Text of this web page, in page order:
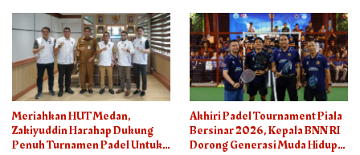
Meriahkan HUT Medan,
Zakiyuddin Harahap Dukung
Penuh Turnamen Padel Untuk
Akhiri Padel Tournament Piala
Bersinar 2026, Kepala BNN RI
Dorong Generasi Muda Hidup